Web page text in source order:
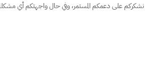
نشكركم على دعمكم المستمر، وفي حال واجهتكم أي مشكلة